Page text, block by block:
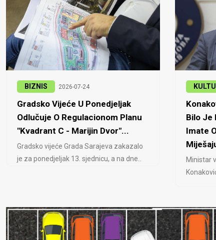
BIZNIS 2026-07-24
Gradsko Vijeće U Ponedjeljak
Odlučuje O Regulacionom Planu
"Kvadrant C - Marijin Dvor"...
Gradsko vijeće Grada Sarajeva zakazalo
je za ponedjeljak 13. sjednicu, a na dne..
Bilo Je
Imate
Ministar